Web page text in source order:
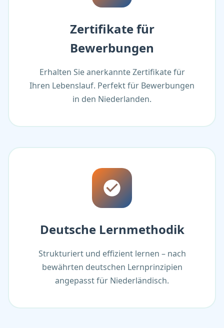
Zertifikate für
Bewerbungen
Erhalten Sie anerkannte Zertifikate für
Ihren Lebenslauf. Perfekt für Bewerbungen
in den Niederlanden.
Deutsche Lernmethodik
Strukturiert und effizient lernen – nach
bewährten deutschen Lernprinzipien
angepasst für Niederländisch.